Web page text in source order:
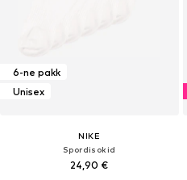
6-ne pakk
Unisex
NIKE
Spordisokid
24,90 €